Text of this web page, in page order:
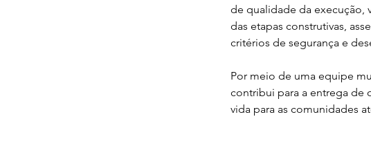
de qualidade da execução,
das etapas construtivas,
critérios de segurança e
Por meio de uma equipe
contribui para a entrega de
vida para as comunidades